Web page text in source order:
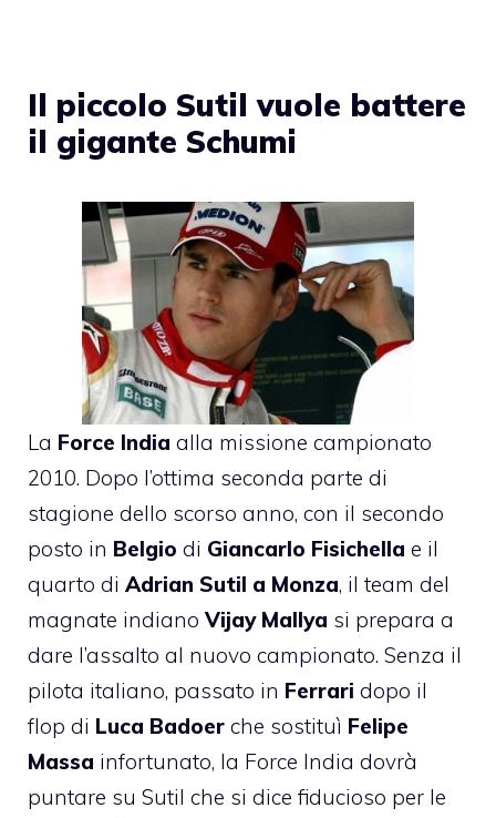
Il piccolo Sutil vuole battere
il gigante Schumi
La Force India alla missione campionato
2010. Dopo l’ottima seconda parte di
stagione dello scorso anno, con il secondo
posto in Belgio di Giancarlo Fisichella e il
quarto di Adrian Sutil a Monza, il team del
magnate indianoVijay Mallya si prepara a
dare l’assalto al nuovo campionato. Senza il
pilota italiano, passato in Ferrari dopo il
flop di Luca Badoer che sostituì Felipe
Massa infortunato, la Force India dovrà
puntare su Sutil che si dice fiducioso per le